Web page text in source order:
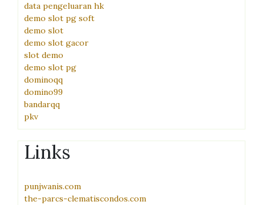
data pengeluaran hk
demo slot pg soft
demo slot
demo slot gacor
slot demo
demo slot pg
dominoqq
domino99
bandarqq
pkv
Links
punjwanis.com
the-parcs-clematiscondos.com